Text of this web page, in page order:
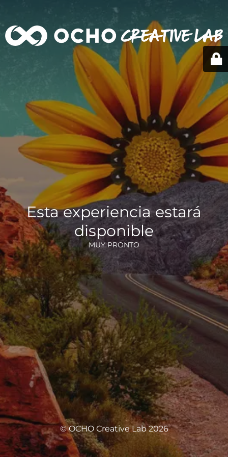
Esta experiencia estará
disponible
MUY PRONTO
© OCHO Creative Lab 2026